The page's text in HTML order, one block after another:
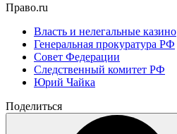
Право.ru
Власть и нелегальные казино
Генеральная прокуратура РФ
Совет Федерации
Следственный комитет РФ
Юрий Чайка
Поделиться